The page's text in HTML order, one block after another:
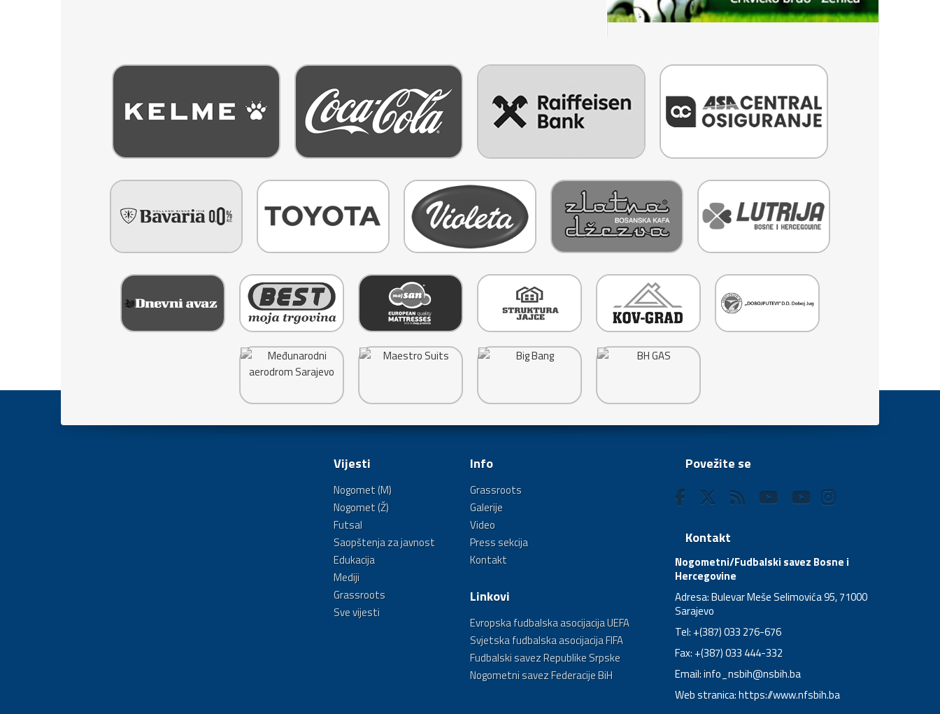
Vijesti
Nogomet (M)
Nogomet (Ž)
Futsal
Saopštenja za javnost
Edukacija
Mediji
Grassroots
Sve vijesti
Info
Grassroots
Galerije
Video
Press sekcija
Kontakt
Linkovi
Evropska fudbalska asocijacija UEFA
Svjetska fudbalska asocijacija FIFA
Fudbalski savez Republike Srpske
Nogometni savez Federacije BiH
Povežite se
Kontakt
Nogometni/Fudbalski savez Bosne i
Hercegovine
Adresa: Bulevar Meše Selimovića 95, 71000
Sarajevo
Tel: +(387) 033 276-676
Fax: +(387) 033 444-332
Email:info_nsbih@nsbih.ba
Web stranica: https://www.nfsbih.ba